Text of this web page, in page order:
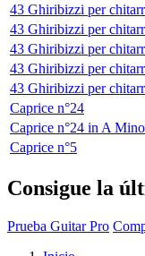
43 Ghiribizzi per
43 Ghiribizzi per
43 Ghiribizzi per
43 Ghiribizzi per
43 Ghiribizzi per
Caprice n°24
Caprice n°24 in A
Caprice n°5
Consigue la
Prueba Guitar Pro